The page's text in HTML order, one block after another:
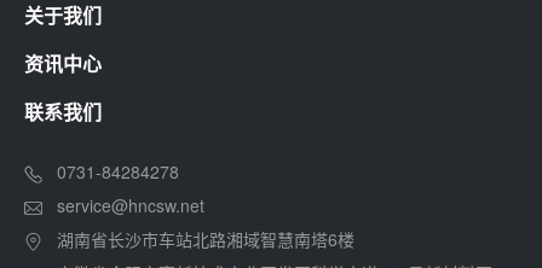
关于我们
资讯中心
联系我们
0731-84284278
service@hncsw.net
湖南省长沙市车站北路湘域智慧南塔6楼